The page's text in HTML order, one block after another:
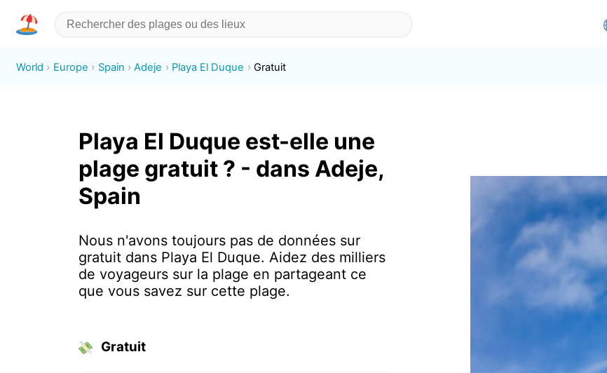
World Europe Spain Adeje Playa El Duque Gratuit
Playa El Duque est-elle une
plage gratuit ? - dans Adeje,
Spain
Nous n'avons toujours pas de données sur
gratuit dans Playa El Duque. Aidez des milliers
de voyageurs sur la plage en partageant ce
que vous savez sur cette plage.
Gratuit